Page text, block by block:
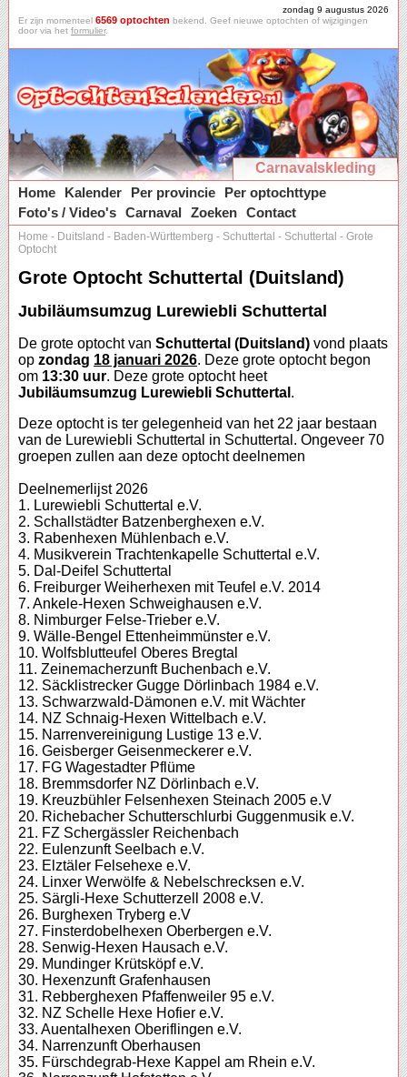
zondag 9 augustus 2026
Er zijn momenteel 6569 optochten bekend. Geef nieuwe optochten of wijzigingen
door via het formulier.
Carnavalskleding
Home
Kalender Per provincie
Per optochttype
Foto's / Video's Carnaval Zoeken Contact
Home - Duitsland - Baden-Württemberg - Schuttertal - Schuttertal - Grote
Optocht
Grote Optocht Schuttertal (Duitsland)
Jubiläumsumzug Lurewiebli Schuttertal
De grote optocht van Schuttertal (Duitsland) vond plaats
op zondag 18 januari 2026. Deze grote optocht begon
om 13:30 uur. Deze grote optocht heet
Jubiläumsumzug Lurewiebli Schuttertal .
Deze optocht is ter gelegenheid van het 22 jaar bestaan
van de Lurewiebli Schuttertal in Schuttertal. Ongeveer 70
groepen zullen aan deze optocht deelnemen
Deelnemerlijst 2026
1. Lurewiebli Schuttertal e.V.
2. Schallstädter Batzenberghexen e.V.
3. Rabenhexen Mühlenbach e.V.
4. Musikverein Trachtenkapelle Schuttertal e.V.
5. Dal-Deifel Schuttertal
6. Freiburger Weiherhexen mit Teufel e.V. 2014
7. Ankele-Hexen Schweighausen e.V.
8. Nimburger Felse-Trieber e.V.
9. Wälle-Bengel Ettenheimmünster e.V.
10. Wolfsblutteufel Oberes Bregtal
11. Zeinemacherzunft Buchenbach e.V.
12. Säcklistrecker Gugge Dörlinbach 1984 e.V.
13. Schwarzwald-Dämonen e.V. mit Wächter
14. NZ Schnaig-Hexen Wittelbach e.V.
15. Narrenvereinigung Lustige 13 e.V.
16. Geisberger Geisenmeckerer e.V.
17. FG Wagestadter Pflüme
18. Bremmsdorfer NZ Dörlinbach e.V.
19. Kreuzbühler Felsenhexen Steinach 2005 e.V
20. Richebacher Schutterschlurbi Guggenmusik e.V.
21. FZ Schergässler Reichenbach
22. Eulenzunft Seelbach e.V.
23. Elztäler Felsehexe e.V.
24. Linxer Werwölfe & Nebelschrecksen e.V.
25. Särgli-Hexe Schutterzell 2008 e.V.
26. Burghexen Tryberg e.V
27. Finsterdobelhexen Oberbergen e.V.
28. Senwig-Hexen Hausach e.V.
29. Mundinger Krütsköpf e.V.
30. Hexenzunft Grafenhausen
31. Rebberghexen Pfaffenweiler 95 e.V.
32. NZ Schelle Hexe Hofier e.V.
33. Auentalhexen Oberiflingen e.V.
34. Narrenzunft Oberhausen
35. Fürschdegrab-Hexe Kappel am Rhein e.V.